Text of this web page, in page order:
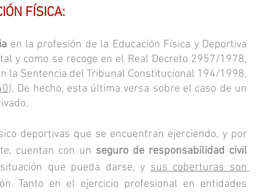
FÍSICA:
en la profesión de la Educación Física y Deportiva
y como se recoge en el Real Decreto 2957/1978,
la Sentencia del Tribunal Constitucional 194/1998,
). De hecho, esta última versa sobre el caso de un
deportivas que se encuentran ejerciendo, y por
cuentan con un seguro de responsabilidad civil
que pueda darse, y sus coberturas son
Tanto en el ejercicio profesional en entidades